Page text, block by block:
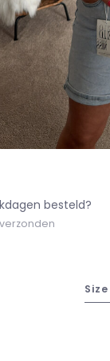
besteld?